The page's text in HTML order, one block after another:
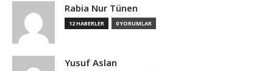
Rabia Nur Tünen
12 HABERLER 0 YORUMLAR
Yusuf Aslan